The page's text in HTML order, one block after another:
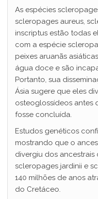
As espécies
scleropages aureus,
inscriptus estão todas
com a espécie
peixes aruanãs
água doce e são
Portanto, sua
Ásia sugere que eles
osteoglossídeos antes
fosse concluída.
Estudos genéticos
mostrando que o
divergiu dos ancestrais
scleropages jardinii e
140 milhões de anos
do Cretáceo.